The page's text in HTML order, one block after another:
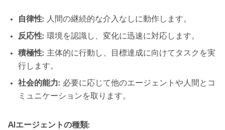
自律性: 人間の継続的な介入なしに動作します。
反応性: 環境を認識し、変化に迅速に対応します。
積極性: 主体的に行動し、目標達成に向けてタスクを実
行します。
社会的能力: 必要に応じて他のエージェントや人間とコ
ミュニケーションを取ります。
AIエージェントの種類: